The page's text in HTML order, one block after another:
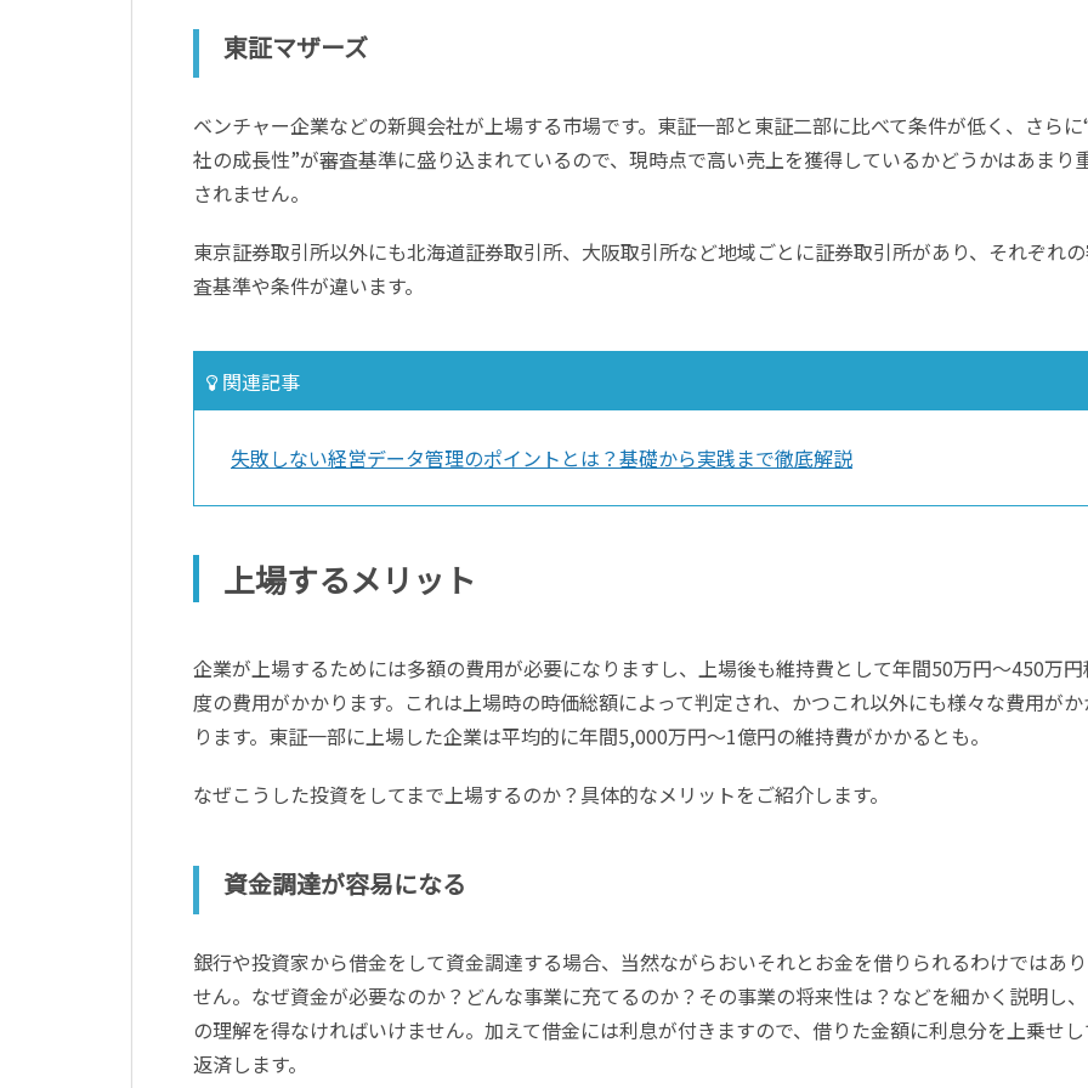
東証マザーズ
ベンチャー企業などの新興会社が上場する市場です。東証一部と東証二部に比べて条件が低く、さらに
社の成長性”が審査基準に盛り込まれているので、現時点で高い売上を獲得しているかどうかはあまり
されません。
東京証券取引所以外にも北海道証券取引所、大阪取引所など地域ごとに証券取引所があり、それぞれ
査基準や条件が違います。
関連記事
失敗しない経営データ管理のポイントとは？基礎から実践まで徹底解説
上場するメリット
企業が上場するためには多額の費用が必要になりますし、上場後も維持費として年間50万円～450万円
度の費用がかかります。これは上場時の時価総額によって判定され、かつこれ以外にも様々な費用が
ります。東証一部に上場した企業は平均的に年間5,000万円～1億円の維持費がかかるとも。
なぜこうした投資をしてまで上場するのか？具体的なメリットをご紹介します。
資金調達が容易になる
銀行や投資家から借金をして資金調達する場合、当然ながらおいそれとお金を借りられるわけではあ
せん。なぜ資金が必要なのか？どんな事業に充てるのか？その事業の将来性は？などを細かく説明し
の理解を得なければいけません。加えて借金には利息が付きますので、借りた金額に利息分を上乗せし
返済します。